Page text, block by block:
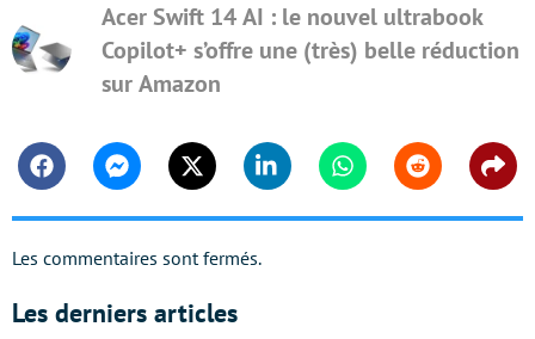
Acer Swift 14 AI : le nouvel ultrabook
Copilot+ s’offre une (très) belle réduction
sur Amazon
FacebookMessengerTwitter Linkedin WhatsappReddit
Les commentaires sont fermés.
Les derniers articles